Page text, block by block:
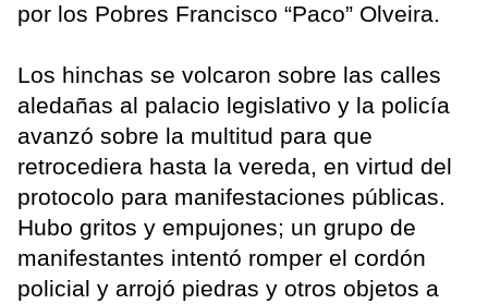
por los Pobres Francisco “Paco” Olveira.
Los hinchas se volcaron sobre las calles
aledañas al palacio legislativo y la policía
avanzó sobre la multitud para que
retrocediera hasta la vereda, en virtud del
protocolo para manifestaciones públicas.
Hubo gritos y empujones; un grupo de
manifestantes intentó romper el cordón
policial y arrojó piedras y otros objetos a